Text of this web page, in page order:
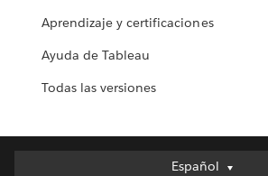
Aprendizaje y certificaciones
Ayuda de Tableau
Todas las versiones
Español
Español